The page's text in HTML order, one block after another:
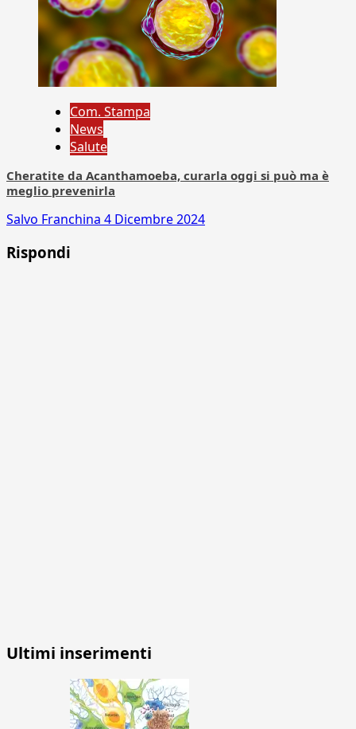
Com. Stampa
News
Salute
Cheratite da Acanthamoeba, curarla oggi si può ma è
meglio prevenirla
Salvo Franchina 4 Dicembre 2024
Rispondi
Ultimi inserimenti